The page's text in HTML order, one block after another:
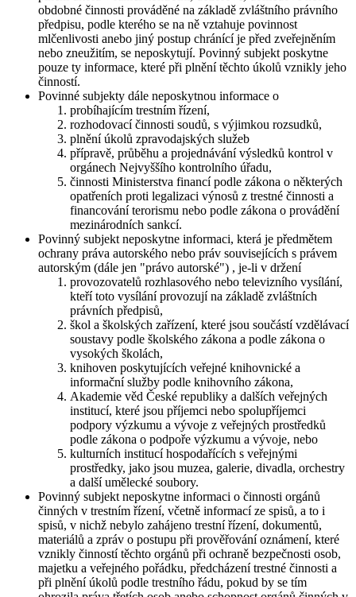
obdobné činnosti prováděné na základě zvláštního právního
předpisu, podle kterého se na ně vztahuje povinnost
mlčenlivosti anebo jiný postup chránící je před zveřejněním
nebo zneužitím, se neposkytují. Povinný subjekt poskytne
pouze ty informace, které při plnění těchto úkolů vznikly jeho
činností.
Povinné subjekty dále neposkytnou informace o
probíhajícím trestním řízení,
rozhodovací činnosti soudů, s výjimkou rozsudků,
plnění úkolů zpravodajských služeb
přípravě, průběhu a projednávání výsledků kontrol v
orgánech Nejvyššího kontrolního úřadu,
činnosti Ministerstva financí podle zákona o některých
opatřeních proti legalizaci výnosů z trestné činnosti a
financování terorismu nebo podle zákona o provádění
mezinárodních sankcí.
Povinný subjekt neposkytne informaci, která je předmětem
ochrany práva autorského nebo práv souvisejících s právem
autorským (dále jen "právo autorské") , je-li v držení
provozovatelů rozhlasového nebo televizního vysílání,
kteří toto vysílání provozují na základě zvláštních
právních předpisů,
škol a školských zařízení, které jsou součástí vzdělávací
soustavy podle školského zákona a podle zákona o
vysokých školách,
knihoven poskytujících veřejné knihovnické a
informační služby podle knihovního zákona,
Akademie věd České republiky a dalších veřejných
institucí, které jsou příjemci nebo spolupříjemci
podpory výzkumu a vývoje z veřejných prostředků
podle zákona o podpoře výzkumu a vývoje, nebo
kulturních institucí hospodařících s veřejnými
prostředky, jako jsou muzea, galerie, divadla, orchestry
a další umělecké soubory.
Povinný subjekt neposkytne informaci o činnosti orgánů
činných v trestním řízení, včetně informací ze spisů, a to i
spisů, v nichž nebylo zahájeno trestní řízení, dokumentů,
materiálů a zpráv o postupu při prověřování oznámení, které
vznikly činností těchto orgánů při ochraně bezpečnosti osob,
majetku a veřejného pořádku, předcházení trestné činnosti a
při plnění úkolů podle trestního řádu, pokud by se tím